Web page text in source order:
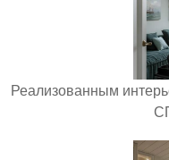
Реализованным